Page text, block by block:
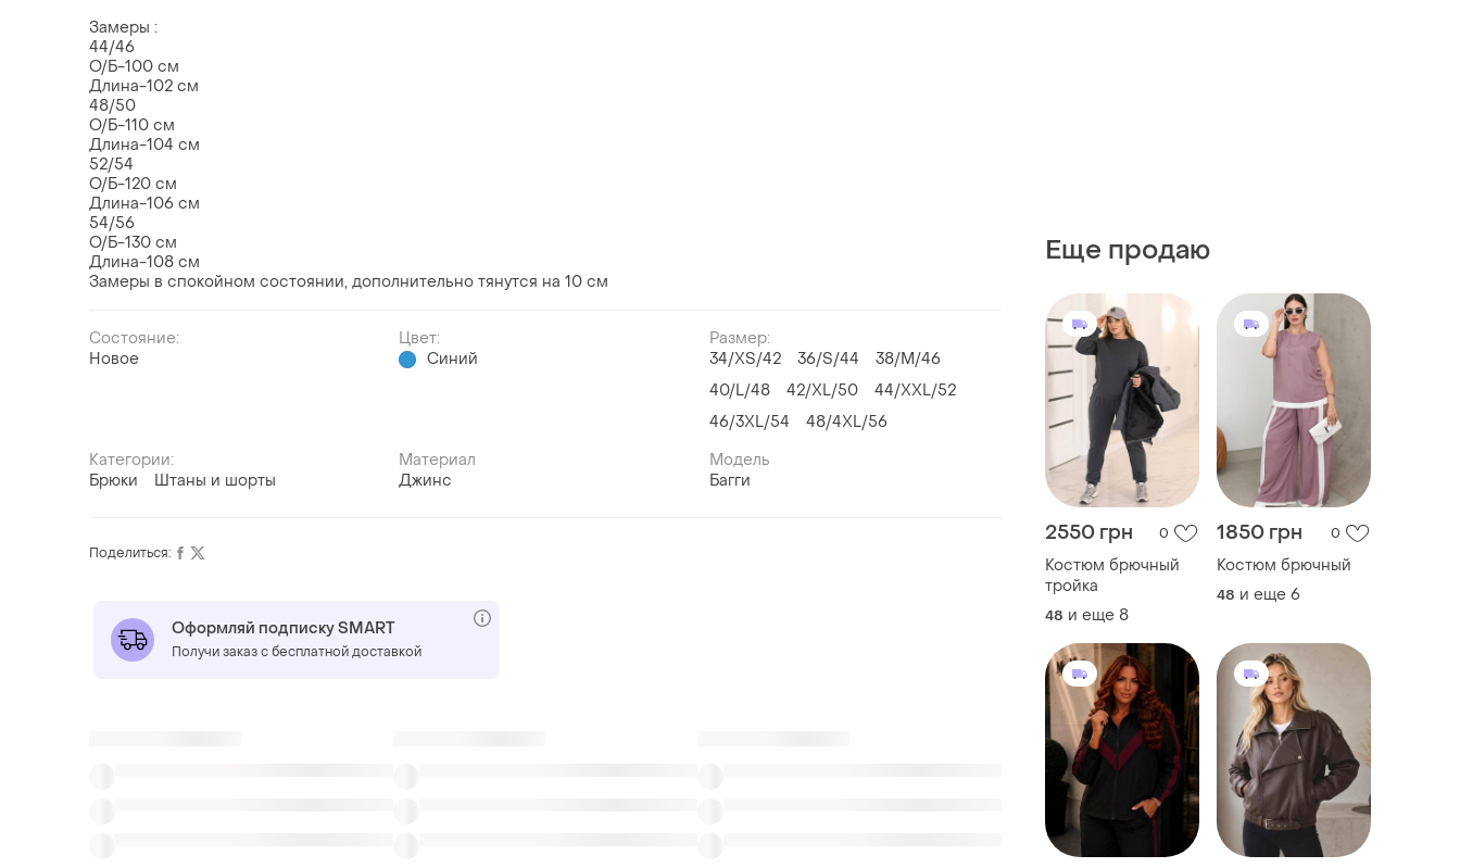
Замеры :
44/46
О/Б-100 см
Длина-102 см
48/50
О/Б-110 см
Длина-104 см
52/54
О/Б-120 см
Длина-106 см
54/56
О/Б-130 см
Длина-108 см
Замеры в спокойном состоянии, дополнительно тянутся на 10 см
Состояние:
Новое
Цвет:
Синий
Размер:
34/XS/42
36/S/44
38/M/46
40/L/48
42/XL/50
44/XXL/52
46/3XL/54
48/4XL/56
Категории:
Брюки
Штаны и шорты
Материал
Джинс
Модель
Багги
Еще продаю
2550 грн 0
Костюм брючный
тройка
48 и еще 8
1850 грн 0
Костюм брючный
48 и еще 6
Поделиться:
Оформляй подписку SMART
Получи заказ с бесплатной доставкой